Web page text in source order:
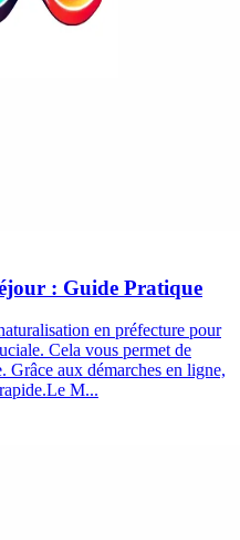
: Guide Pratique
en préfecture pour
Cela vous permet de
Grâce aux démarches en ligne,
M...